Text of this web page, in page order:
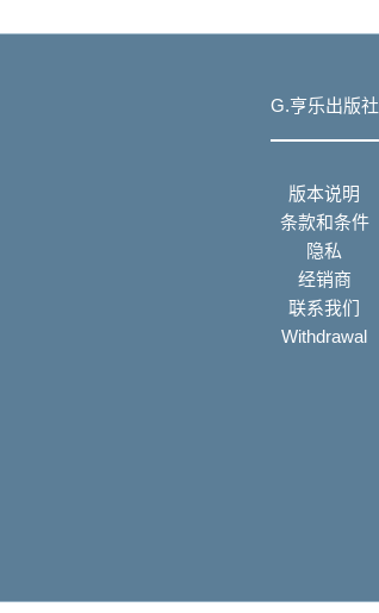
G.亨乐出版社
版本说明
条款和条件
隐私
经销商
联系我们
Withdrawal